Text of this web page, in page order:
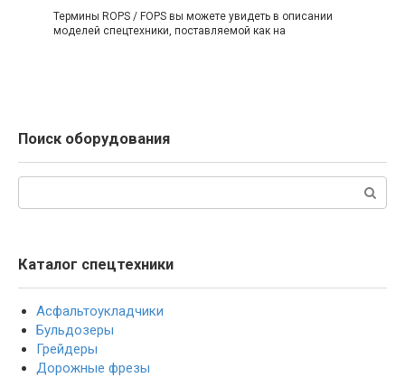
Термины ROPS / FOPS вы можете увидеть в описании
моделей спецтехники, поставляемой как на
Поиск оборудования
Каталог спецтехники
Асфальтоукладчики
Бульдозеры
Грейдеры
Дорожные фрезы